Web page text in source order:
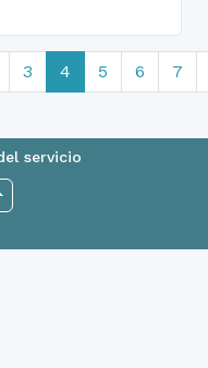
3 4 5 6 7
servicio